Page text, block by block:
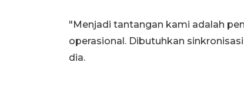
"Menjadi tantangan kami adalah
operasional. Dibutuhkan
dia.